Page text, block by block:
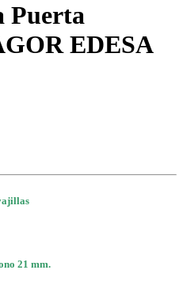
Puerta
EDESA
21 mm.